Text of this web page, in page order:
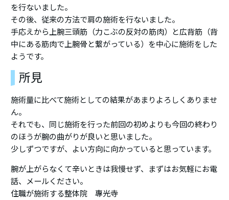
を行ないました。
その後、従来の方法で肩の施術を行ないました。
手応えから上腕三頭筋（力こぶの反対の筋肉）と広背筋（背
中にある筋肉で上腕骨と繋がっている）を中心に施術をした
ようです。
所見
施術量に比べて施術としての結果があまりよろしくありませ
ん。
それでも、同じ施術を行った前回の初めよりも今回の終わり
のほうが腕の曲がりが良いと思いました。
少しずつですが、よい方向に向かっていると思っています。
腕が上がらなくて辛いときは我慢せず、まずはお気軽にお電
話、メールください。
住職が施術する整体院 專光寺